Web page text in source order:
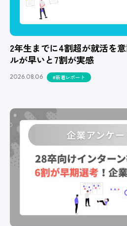
2年生までに4割超が就活を
ルが早いと7割が実感
2026.08.06 #新着レポート